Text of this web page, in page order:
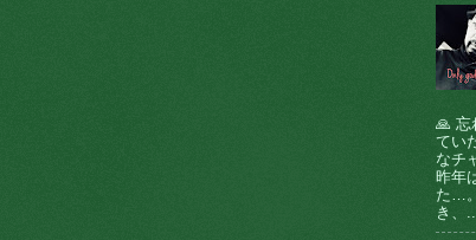
🙏 忘
てい
なチ
昨年
た…
き、